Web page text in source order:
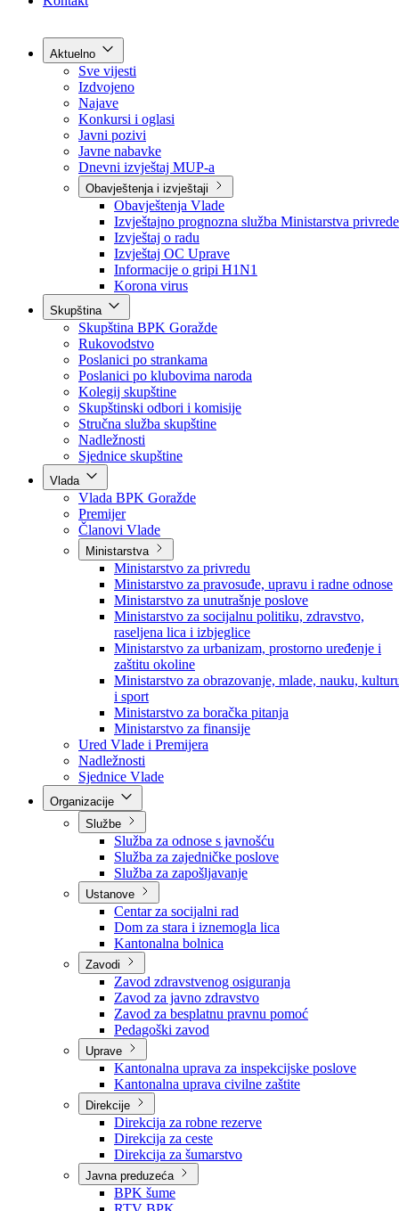
Kontakt
Aktuelno
Sve vijesti
Izdvojeno
Najave
Konkursi i oglasi
Javni pozivi
Javne nabavke
Dnevni izvještaj MUP-a
Obavještenja i izvještaji
Obavještenja Vlade
Izvještajno prognozna služba Ministarstva privrede
Izvještaj o radu
Izvještaj OC Uprave
Informacije o gripi H1N1
Korona virus
Skupština
Skupština BPK Goražde
Rukovodstvo
Poslanici po strankama
Poslanici po klubovima naroda
Kolegij skupštine
Skupštinski odbori i komisije
Stručna služba skupštine
Nadležnosti
Sjednice skupštine
Vlada
Vlada BPK Goražde
Premijer
Članovi Vlade
Ministarstva
Ministarstvo za privredu
Ministarstvo za pravosuđe, upravu i radne odnose
Ministarstvo za unutrašnje poslove
Ministarstvo za socijalnu politiku, zdravstvo,
raseljena lica i izbjeglice
Ministarstvo za urbanizam, prostorno uređenje i
zaštitu okoline
Ministarstvo za obrazovanje, mlade, nauku,
i sport
Ministarstvo za boračka pitanja
Ministarstvo za finansije
Ured Vlade i Premijera
Nadležnosti
Sjednice Vlade
Službe
Služba za odnose s javnošću
Služba za zajedničke poslove
Služba za zapošljavanje
Ustanove
Centar za socijalni rad
Dom za stara i iznemogla lica
Kantonalna bolnica
Zavodi
Zavod zdravstvenog osiguranja
Zavod za javno zdravstvo
Zavod za besplatnu pravnu pomoć
Pedagoški zavod
Uprave
Kantonalna uprava za inspekcijske poslove
Kantonalna uprava civilne zaštite
Direkcije
Direkcija za robne rezerve
Direkcija za ceste
Direkcija za šumarstvo